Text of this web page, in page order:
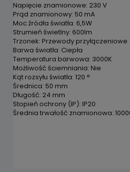
Napięcie znamionowe: 230 V
Prąd znamionowy: 50 mA
Moc źródła światła: 6,5W
Strumień świetlny: 600lm
Trzonek: Przewody przyłączeniowe
Barwa światła: Ciepła
Temperatura barwowa: 3000K
Możliwość ściemniania: Nie
Kąt rozsyłu światła: 120 °
Średnica: 50 mm
Długość: 24 mm
Stopień ochrony (IP): IP20
Średnia trwałość znamionowa: